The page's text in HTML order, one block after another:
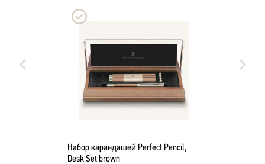
Набор карандашей Perfect Pencil,
Desk Set brown